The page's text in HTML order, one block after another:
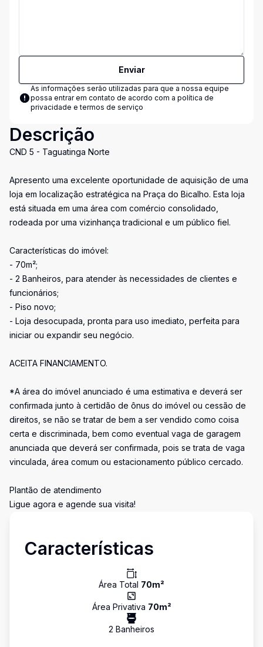
Enviar
As informações serão utilizadas para que a nossa equipe
possa entrar em contato de acordo com a política de
privacidade e termos de serviço
Descrição
CND 5 - Taguatinga Norte
Apresento uma excelente oportunidade de aquisição de uma
loja em localização estratégica na Praça do Bicalho. Esta loja
está situada em uma área com comércio consolidado,
rodeada por uma vizinhança tradicional e um público fiel.
Características do imóvel:
- 70m²;
- 2 Banheiros, para atender às necessidades de clientes e
funcionários;
- Piso novo;
- Loja desocupada, pronta para uso imediato, perfeita para
iniciar ou expandir seu negócio.
ACEITA FINANCIAMENTO.
*A área do imóvel anunciado é uma estimativa e deverá ser
confirmada junto à certidão de ônus do imóvel ou cessão de
direitos, se não se tratar de bem a ser vendido como coisa
certa e discriminada, bem como eventual vaga de garagem
anunciada que deverá ser confirmada, pois se trata de vaga
vinculada, área comum ou estacionamento público cercado.
Plantão de atendimento
Ligue agora e agende sua visita!
Características
Área Total 70m²
Área Privativa 70m²
2 Banheiros